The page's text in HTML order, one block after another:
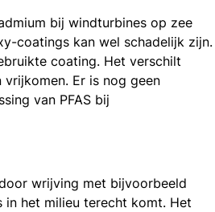
bij windturbines op zee
coatings kan wel schadelijk zijn.
coating. Het verschilt
Er is nog geen
van PFAS bij
wrijving met bijvoorbeeld
het milieu terecht komt. Het